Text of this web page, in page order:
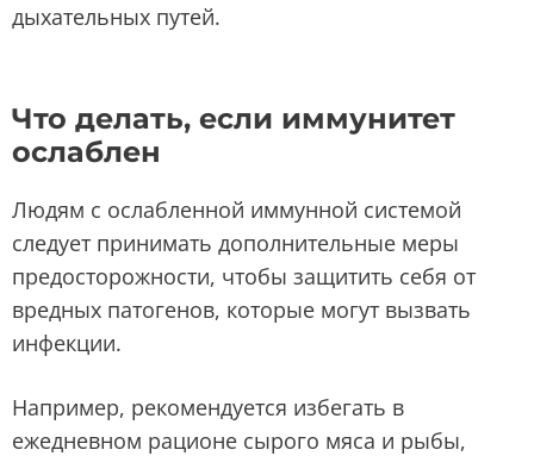
дыхательных путей.
Что делать, если иммунитет
ослаблен
Людям с ослабленной иммунной системой
следует принимать дополнительные меры
предосторожности, чтобы защитить себя от
вредных патогенов, которые могут вызвать
инфекции.
Например, рекомендуется избегать в
ежедневном рационе сырого мяса и рыбы,